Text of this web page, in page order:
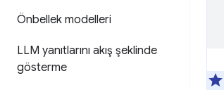
Önbellek modelleri
LLM yanıtlarını akış şeklinde
gösterme